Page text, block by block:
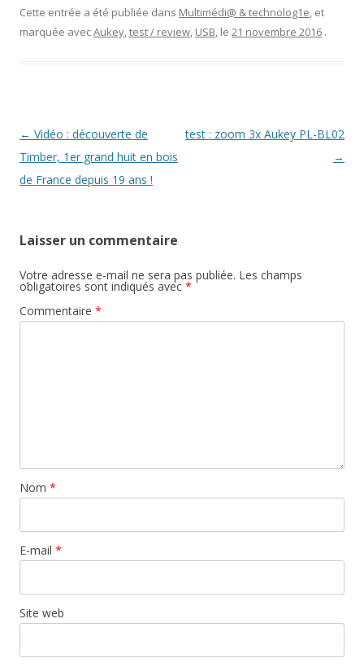
r
)
v
l
)
u
e
e
Cette entrée a été publiée dans Multimédi@ & technolog1e, et
marquée avecAukey,test / review, USB, le 21 novembre 2016 .
Navigation
des
articles
← Vidéo : découverte de
Timber, 1er grand huit en bois
de France depuis 19 ans !
test : zoom 3x Aukey PL-BL02
→
Laisser un commentaire
Votre adresse e-mail ne sera pas publiée. Les champs
obligatoires sont indiqués avec *
Commentaire *
Nom *
E-mail *
Site web